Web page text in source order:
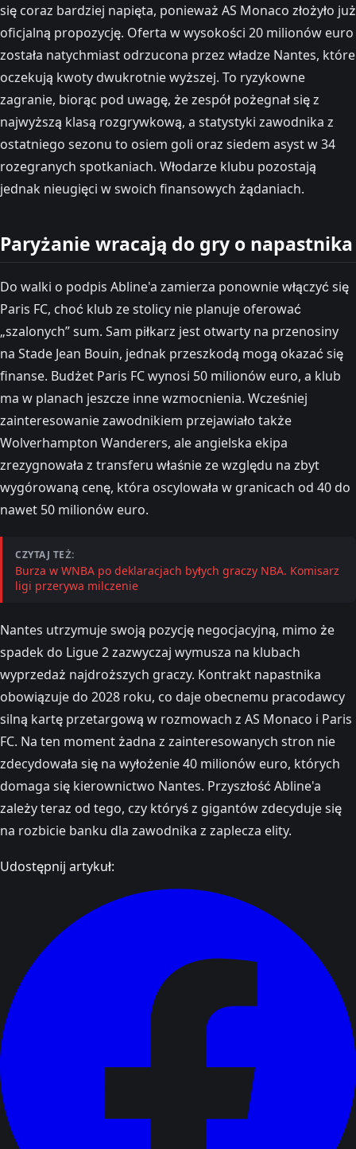
się coraz bardziej napięta, ponieważ AS Monaco złożyło już
oficjalną propozycję. Oferta w wysokości 20 milionów euro
została natychmiast odrzucona przez władze Nantes, które
oczekują kwoty dwukrotnie wyższej. To ryzykowne
zagranie, biorąc pod uwagę, że zespół pożegnał się z
najwyższą klasą rozgrywkową, a statystyki zawodnika z
ostatniego sezonu to osiem goli oraz siedem asyst w 34
rozegranych spotkaniach. Włodarze klubu pozostają
jednak nieugięci w swoich finansowych żądaniach.
Paryżanie wracają do gry o napastnika
Do walki o podpis Abline'a zamierza ponownie włączyć się
Paris FC, choć klub ze stolicy nie planuje oferować
„szalonych” sum. Sam piłkarz jest otwarty na przenosiny
na Stade Jean Bouin, jednak przeszkodą mogą okazać się
finanse. Budżet Paris FC wynosi 50 milionów euro, a klub
ma w planach jeszcze inne wzmocnienia. Wcześniej
zainteresowanie zawodnikiem przejawiało także
Wolverhampton Wanderers, ale angielska ekipa
zrezygnowała z transferu właśnie ze względu na zbyt
wygórowaną cenę, która oscylowała w granicach od 40 do
nawet 50 milionów euro.
CZYTAJ TEŻ:
Burza w WNBA po deklaracjach byłych graczy NBA. Komisarz
ligi przerywa milczenie
Nantes utrzymuje swoją pozycję negocjacyjną, mimo że
spadek do Ligue 2 zazwyczaj wymusza na klubach
wyprzedaż najdroższych graczy. Kontrakt napastnika
obowiązuje do 2028 roku, co daje obecnemu pracodawcy
silną kartę przetargową w rozmowach z AS Monaco i Paris
FC. Na ten moment żadna z zainteresowanych stron nie
zdecydowała się na wyłożenie 40 milionów euro, których
domaga się kierownictwo Nantes. Przyszłość Abline'a
zależy teraz od tego, czy któryś z gigantów zdecyduje się
na rozbicie banku dla zawodnika z zaplecza elity.
Udostępnij artykuł: